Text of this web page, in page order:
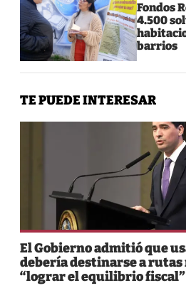
Fondos
4.500
barrios
TE PUEDE INTERESAR
El Gobierno admitió que
debería destinarse a rutas
“lograr el equilibrio fiscal”